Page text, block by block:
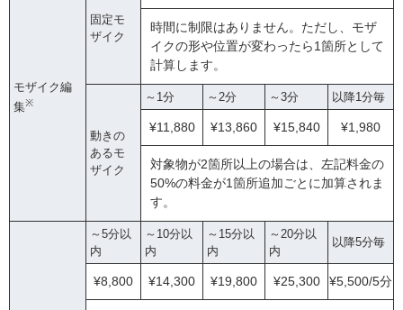
モザイク編
集※
固定モ
ザイク
時間に制限はありません。ただし、モザ
イクの形や位置が変わったら1箇所として
計算します。
動きの
あるモ
ザイク
～1分 ～2分 ～3分 以降1分毎
¥11,880 ¥13,860 ¥15,840 ¥1,980
対象物が2箇所以上の場合は、左記料金の
50%の料金が1箇所追加ごとに加算されま
す。
～5分以
内
～10分以
内
～15分以
内
～20分以
内
以降5分毎
¥8,800 ¥14,300 ¥19,800 ¥25,300 ¥5,500/5分